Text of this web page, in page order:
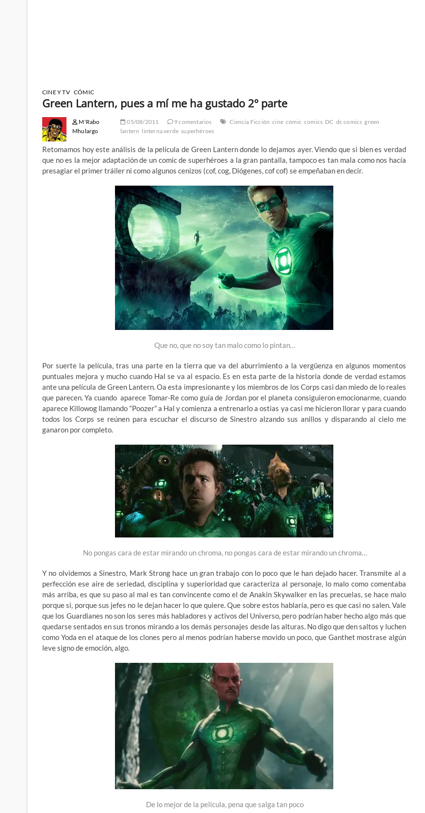
CINE Y TV CÓMIC
Green Lantern, pues a mí me ha gustado 2º parte
M'Rabo
Mhulargo
05/08/2011 9 comentarios Ciencia Ficción cine cómic comics DC dc comics green
lantern linterna verde superhéroes
Retomamos hoy este análisis de la película de Green Lantern donde lo dejamos ayer. Viendo que si bien es verdad
que no es la mejor adaptación de un comic de superhéroes a la gran pantalla, tampoco es tan mala como nos hacía
presagiar el primer tráiler ni como algunos cenizos (cof, cog, Diógenes, cof cof) se empeñaban en decir.
Que no, que no soy tan malo como lo pintan…
Por suerte la película, tras una parte en la tierra que va del aburrimiento a la vergüenza en algunos momentos
puntuales mejora y mucho cuando Hal se va al espacio. Es en esta parte de la historia donde de verdad estamos
ante una película de Green Lantern. Oa esta impresionante y los miembros de los Corps casi dan miedo de lo reales
que parecen. Ya cuando aparece Tomar-Re como guía de Jordan por el planeta consiguieron emocionarme, cuando
aparece Killowog llamando “Poozer” a Hal y comienza a entrenarlo a ostias ya casi me hicieron llorar y para cuando
todos los Corps se reúnen para escuchar el discurso de Sinestro alzando sus anillos y disparando al cielo me
ganaron por completo.
No pongas cara de estar mirando un chroma, no pongas cara de estar mirando un chroma…
Y no olvidemos a Sinestro, Mark Strong hace un gran trabajo con lo poco que le han dejado hacer. Transmite al a
perfección ese aire de seriedad, disciplina y superioridad que caracteriza al personaje, lo malo como comentaba
más arriba, es que su paso al mal es tan convincente como el de Anakin Skywalker en las precuelas, se hace malo
porque si, porque sus jefes no le dejan hacer lo que quiere. Que sobre estos hablaría, pero es que casi no salen. Vale
que los Guardianes no son los seres más habladores y activos del Universo, pero podrían haber hecho algo más que
quedarse sentados en sus tronos mirando a los demás personajes desde las alturas. No digo que den saltos y luchen
como Yoda en el ataque de los clones pero al menos podrían haberse movido un poco, que Ganthet mostrase algún
leve signo de emoción, algo.
De lo mejor de la pelicula, pena que salga tan poco